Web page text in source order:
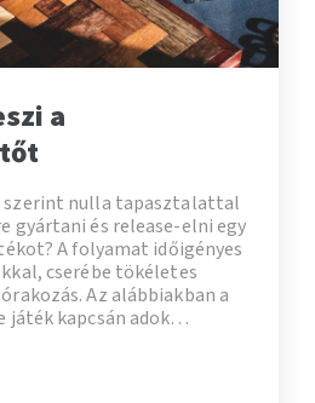
a
szerint nulla tapasztalattal
gyártani és release-elni egy
A folyamat időigényes
cserébe tökéletes
Az alábbiakban a
játék kapcsán adok
buktatókat, és
programozott